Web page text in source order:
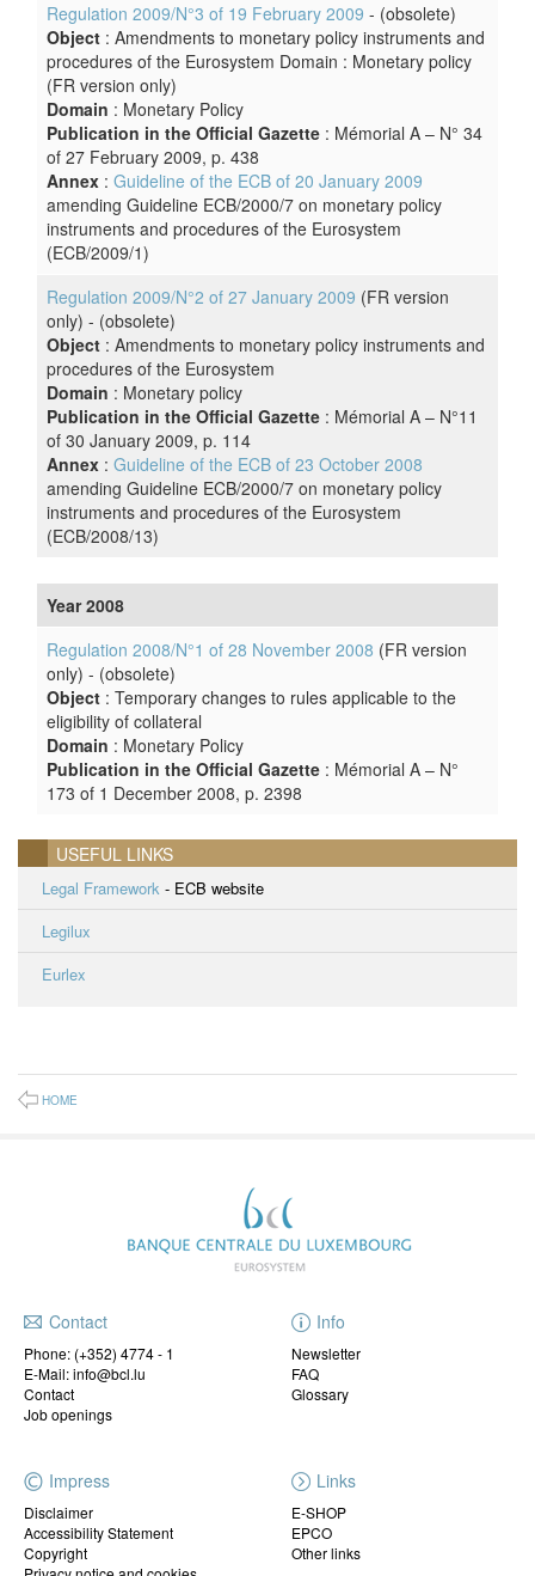
Regulation 2009/N°3 of 19 February 2009 - (obsolete)
Object : Amendments to monetary policy instruments and
procedures of the Eurosystem Domain : Monetary policy
(FR version only)
Domain : Monetary Policy
Publication in the Official Gazette : Mémorial A – N° 34
of 27 February 2009, p. 438
Annex : Guideline of the ECB of 20 January 2009
amending Guideline ECB/2000/7 on monetary policy
instruments and procedures of the Eurosystem
(ECB/2009/1)
Regulation 2009/N°2 of 27 January 2009 (FR version
only) - (obsolete)
Object : Amendments to monetary policy instruments and
procedures of the Eurosystem
Domain : Monetary policy
Publication in the Official Gazette : Mémorial A – N°11
of 30 January 2009, p. 114
Annex : Guideline of the ECB of 23 October 2008
amending Guideline ECB/2000/7 on monetary policy
instruments and procedures of the Eurosystem
(ECB/2008/13)
Year 2008
Regulation 2008/N°1 of 28 November 2008 (FR version
only) - (obsolete)
Object : Temporary changes to rules applicable to the
eligibility of collateral
Domain : Monetary Policy
Publication in the Official Gazette : Mémorial A – N°
173 of 1 December 2008, p. 2398
USEFUL LINKS
Legal Framework - ECB website
Legilux
Eurlex
HOME
Contact
Phone: (+352) 4774 - 1
E-Mail: info@bcl.lu
Contact
Job openings
Info
Newsletter
FAQ
Glossary
Impress
Disclaimer
Accessibility Statement
Copyright
Links
E-SHOP
EPCO
Other links